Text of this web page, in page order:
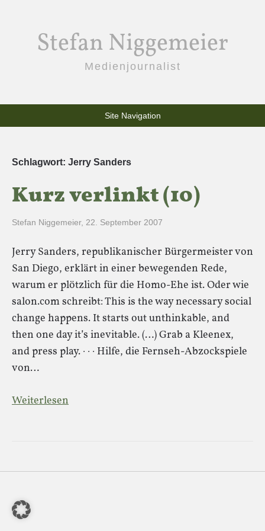
Stefan Niggemeier
Medienjournalist
Site Navigation
Schlagwort: Jerry Sanders
Kurz verlinkt (10)
Stefan Niggemeier, 22. September 2007
Jerry Sanders, republikanischer Bürgermeister von
San Diego, erklärt in einer bewegenden Rede,
warum er plötzlich für die Homo-Ehe ist. Oder wie
salon.com schreibt: This is the way necessary social
change happens. It starts out unthinkable, and
then one day it’s inevitable. (…) Grab a Kleenex,
and press play. · · · Hilfe, die Fernseh-Abzockspiele
von…
Weiterlesen